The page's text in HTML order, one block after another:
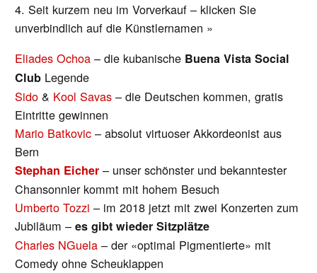
4. Seit kurzem neu im Vorverkauf – klicken Sie
unverbindlich auf die Künstlernamen »
Eliades Ochoa – die kubanische Buena Vista Social
Club Legende
Sido & Kool Savas – die Deutschen kommen, gratis
Eintritte gewinnen
Mario Batkovic – absolut virtuoser Akkordeonist aus
Bern
Stephan Eicher – unser schönster und bekanntester
Chansonnier kommt mit hohem Besuch
Umberto Tozzi – im 2018 jetzt mit zwei Konzerten zum
Jubiläum –es gibt wieder Sitzplätze
Charles NGuela – der «optimal Pigmentierte» mit
Comedy ohne Scheuklappen